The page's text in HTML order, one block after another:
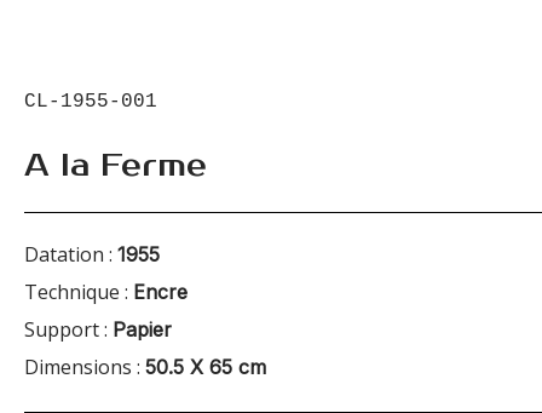
CL-1955-001
A la Ferme
Datation : 1955
Technique : Encre
Support : Papier
Dimensions : 50.5 X 65 cm